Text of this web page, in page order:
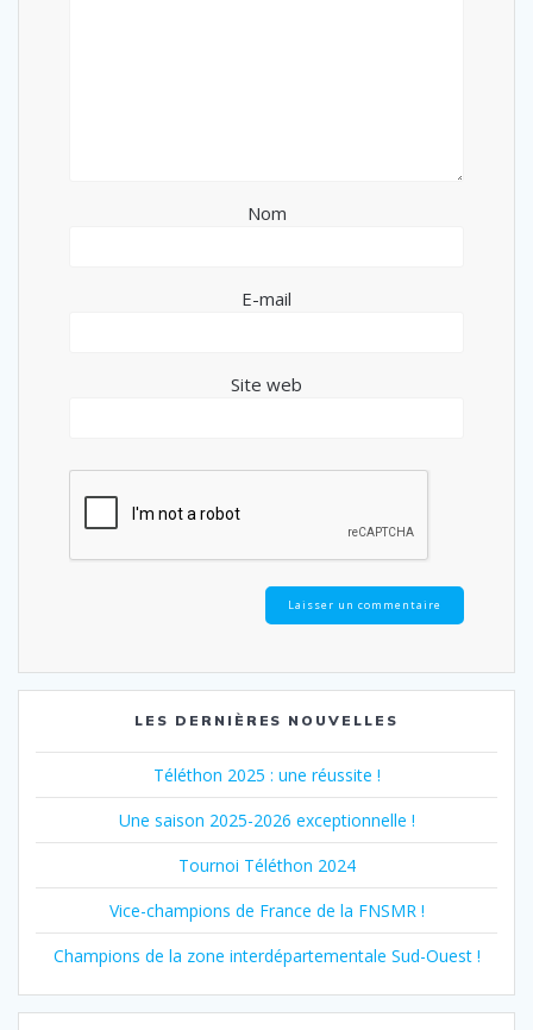
Nom
E-mail
Site web
LES DERNIÈRES NOUVELLES
Téléthon 2025 : une réussite !
Une saison 2025-2026 exceptionnelle !
Tournoi Téléthon 2024
Vice-champions de France de la FNSMR !
Champions de la zone interdépartementale Sud-Ouest !